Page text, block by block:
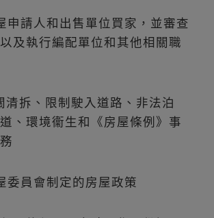
申請人和出售單位買家，並審查
及執行編配單位和其他相關職
清拆、限制駛入道路、非法泊
、環境衞生和《房屋條例》事
委員會制定的房屋政策